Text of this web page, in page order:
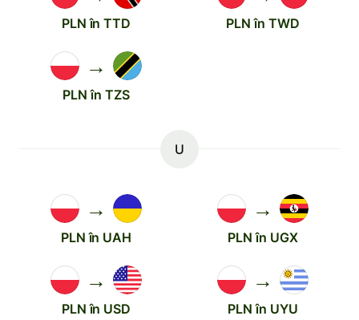
PLN în TTD PLN în TWD
→
PLN în TZS
U
→
PLN în UAH
→
PLN în UGX
→
PLN în USD
→
PLN în UYU